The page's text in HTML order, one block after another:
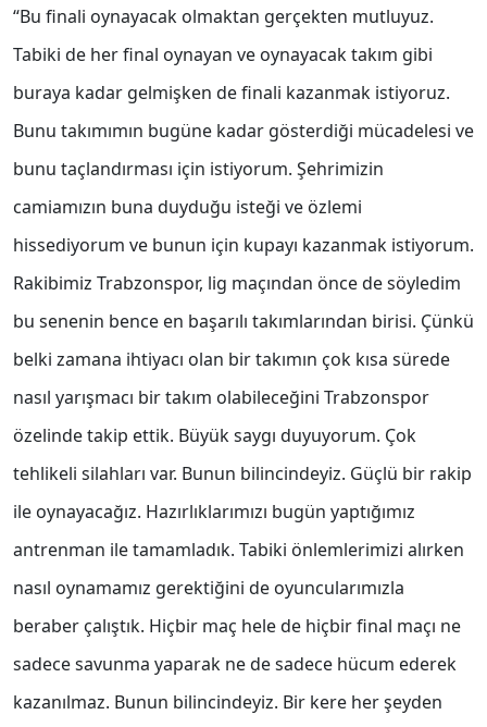
“Bu finali oynayacak olmaktan gerçekten mutluyuz.
Tabiki de her final oynayan ve oynayacak takım gibi
buraya kadar gelmişken de finali kazanmak istiyoruz.
Bunu takımımın bugüne kadar gösterdiği mücadelesi ve
bunu taçlandırması için istiyorum. Şehrimizin
camiamızın buna duyduğu isteği ve özlemi
hissediyorum ve bunun için kupayı kazanmak istiyorum.
Rakibimiz Trabzonspor, lig maçından önce de söyledim
bu senenin bence en başarılı takımlarından birisi. Çünkü
belki zamana ihtiyacı olan bir takımın çok kısa sürede
nasıl yarışmacı bir takım olabileceğini Trabzonspor
özelinde takip ettik. Büyük saygı duyuyorum. Çok
tehlikeli silahları var. Bunun bilincindeyiz. Güçlü bir rakip
ile oynayacağız. Hazırlıklarımızı bugün yaptığımız
antrenman ile tamamladık. Tabiki önlemlerimizi alırken
nasıl oynamamız gerektiğini de oyuncularımızla
beraber çalıştık. Hiçbir maç hele de hiçbir final maçı ne
sadece savunma yaparak ne de sadece hücum ederek
kazanılmaz. Bunun bilincindeyiz. Bir kere her şeyden